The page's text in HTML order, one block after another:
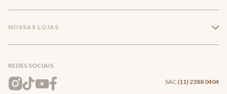
Trabalhe conosco
Mapa do Site
Meus pedidos
Wishlist
Entrega e Frete
NOSSAS LOJAS +
REDES SOCIAIS
SAC (11) 2388 0404